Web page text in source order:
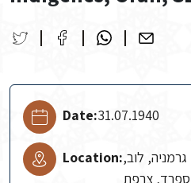
Date:31.07.1940
Location:לוב,
ספרד, צרפת